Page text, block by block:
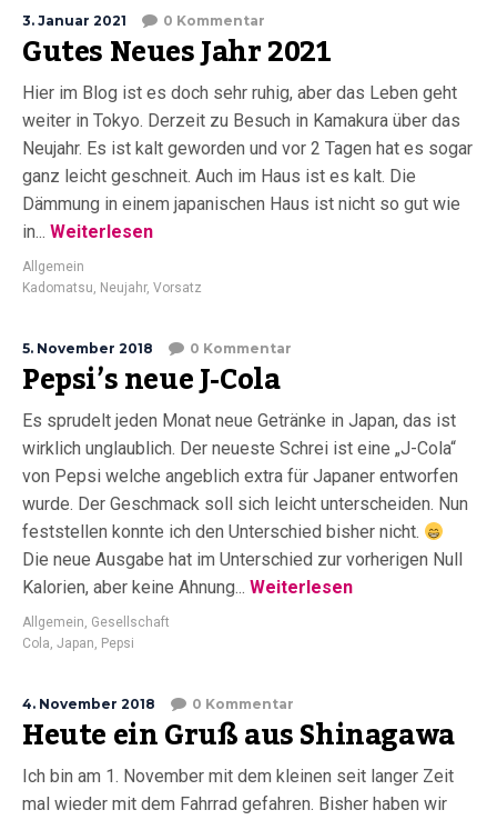
3. Januar 2021 0 Kommentar
Gutes Neues Jahr 2021
Hier im Blog ist es doch sehr ruhig, aber das Leben geht
weiter in Tokyo. Derzeit zu Besuch in Kamakura über das
Neujahr. Es ist kalt geworden und vor 2 Tagen hat es sogar
ganz leicht geschneit. Auch im Haus ist es kalt. Die
Dämmung in einem japanischen Haus ist nicht so gut wie
in... Weiterlesen
Allgemein
Kadomatsu, Neujahr, Vorsatz
5. November 2018 0 Kommentar
Pepsi’s neue J-Cola
Es sprudelt jeden Monat neue Getränke in Japan, das ist
wirklich unglaublich. Der neueste Schrei ist eine „J-Cola“
von Pepsi welche angeblich extra für Japaner entworfen
wurde. Der Geschmack soll sich leicht unterscheiden. Nun
feststellen konnte ich den Unterschied bisher nicht.
Die neue Ausgabe hat im Unterschied zur vorherigen Null
Kalorien, aber keine Ahnung... Weiterlesen
Allgemein, Gesellschaft
Cola, Japan, Pepsi
4. November 2018 0 Kommentar
Heute ein Gruß aus Shinagawa
Ich bin am 1. November mit dem kleinen seit langer Zeit
mal wieder mit dem Fahrrad gefahren. Bisher haben wir